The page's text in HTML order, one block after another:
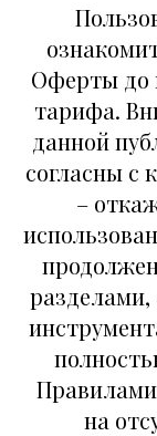
Оферты до
тарифа.
данной
согласны с
–
на